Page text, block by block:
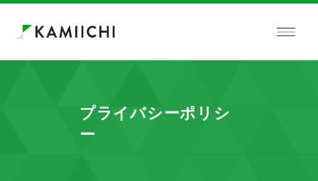
ペ
メ
プライバシーポリシ
ー